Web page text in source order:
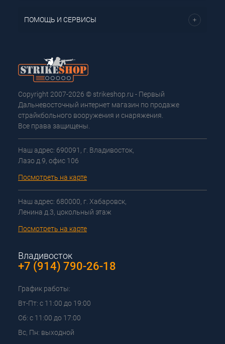
ПОМОЩЬ И СЕРВИСЫ
Copyright 2007-2026 © strikeshop.ru - Первый
Дальневосточный интернет магазин по продаже
страйкбольного вооружения и снаряжения.
Все права защищены.
Наш адрес: 690091, г. Владивосток,
Лазо д.9, офис 106
Посмотреть на карте
Наш адрес: 680000, г. Хабаровск,
Ленина д.3, цокольный этаж
Посмотреть на карте
Владивосток
+7 (914) 790-26-18
График работы:
Вт-Пт: с 11:00 до 19:00
Сб: с 11:00 до 17:00
Вс, Пн: выходной